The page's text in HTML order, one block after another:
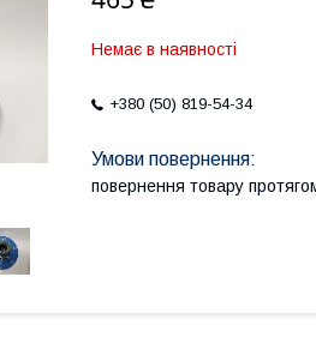
Немає в наявності
+380 (50) 819-54-34
повернення товару